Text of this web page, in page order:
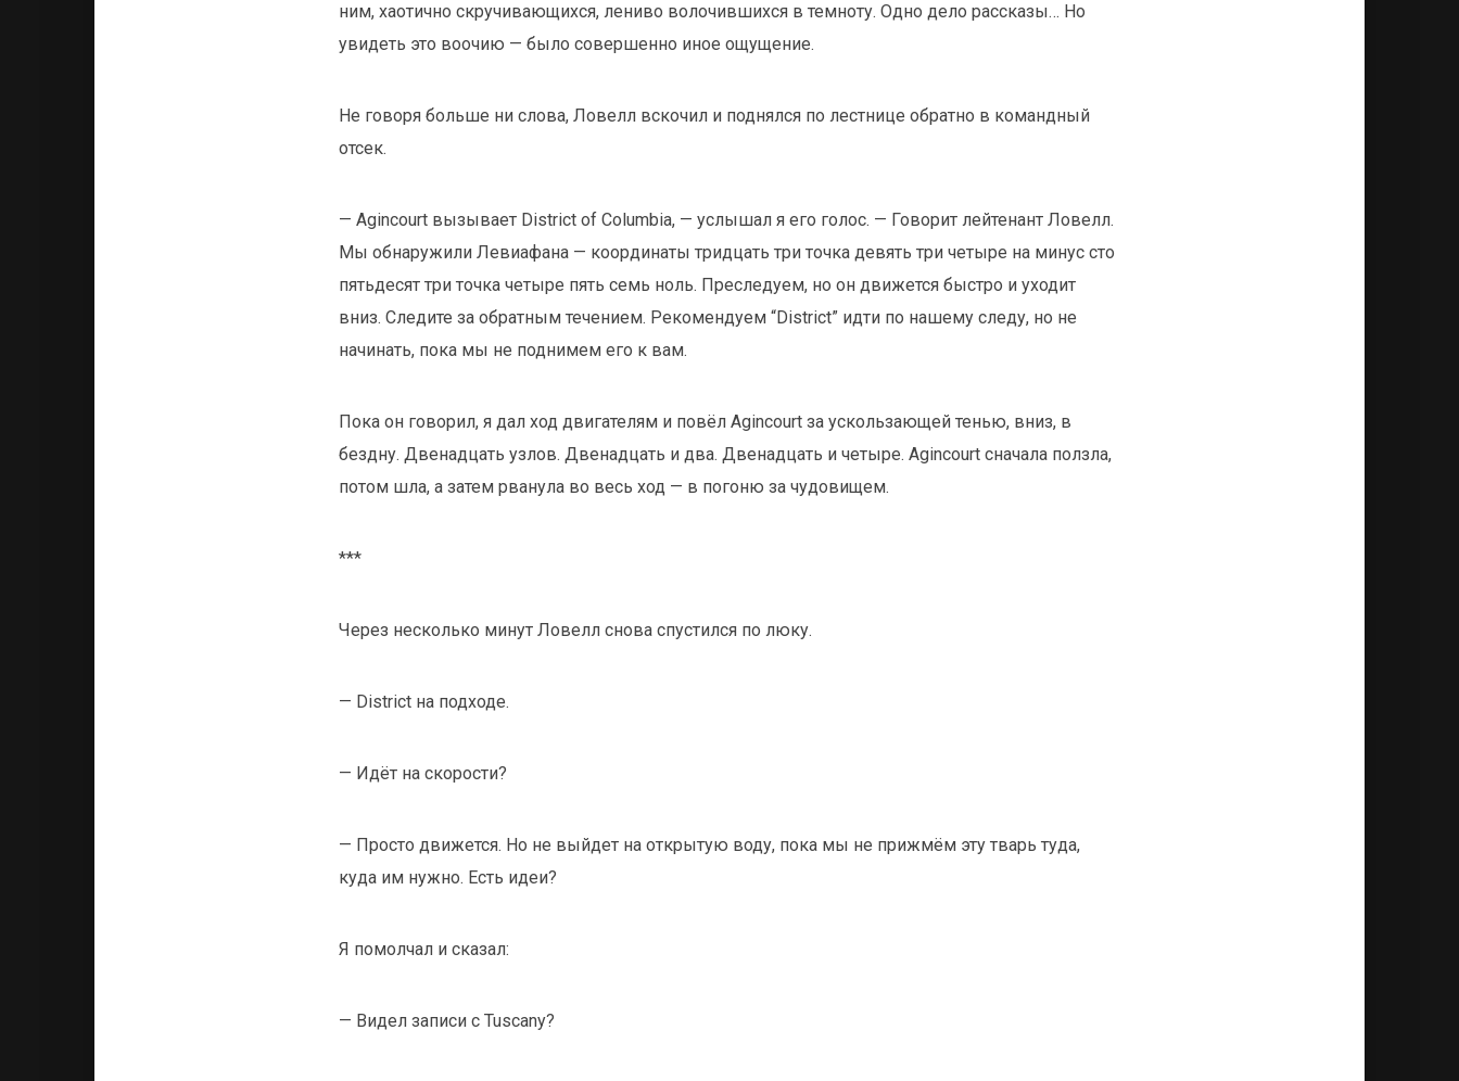
ним, хаотично скручивающихся, лениво волочившихся в темноту. Одно дело рассказы… Но
увидеть это воочию — было совершенно иное ощущение.
Не говоря больше ни слова, Ловелл вскочил и поднялся по лестнице обратно в командный
отсек.
— Agincourt вызывает District of Columbia, — услышал я его голос. — Говорит лейтенант Ловелл.
Мы обнаружили Левиафана — координаты тридцать три точка девять три четыре на минус сто
пятьдесят три точка четыре пять семь ноль. Преследуем, но он движется быстро и уходит
вниз. Следите за обратным течением. Рекомендуем “District” идти по нашему следу, но не
начинать, пока мы не поднимем его к вам.
Пока он говорил, я дал ход двигателям и повёл Agincourt за ускользающей тенью, вниз, в
бездну. Двенадцать узлов. Двенадцать и два. Двенадцать и четыре. Agincourt сначала ползла,
потом шла, а затем рванула во весь ход — в погоню за чудовищем.
***
Через несколько минут Ловелл снова спустился по люку.
— District на подходе.
— Идёт на скорости?
— Просто движется. Но не выйдет на открытую воду, пока мы не прижмём эту тварь туда,
куда им нужно. Есть идеи?
Я помолчал и сказал:
— Видел записи с Tuscany?